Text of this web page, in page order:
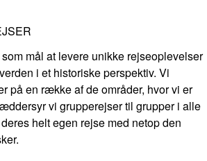
mål at levere unikke rejseoplevelser
i et historiske perspektiv. Vi
på en række af de områder, hvor vi er
vi grupperejser til grupper i alle
helt egen rejse med netop den